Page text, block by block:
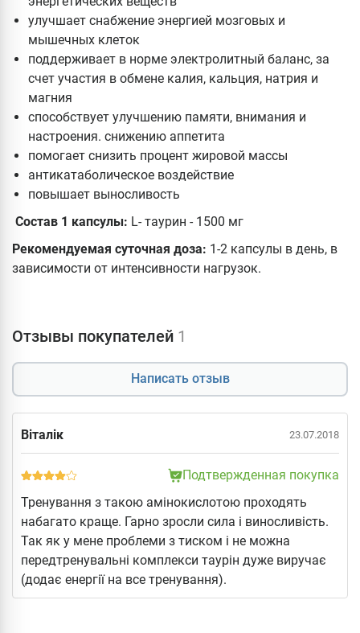
улучшает снабжение энергией мозговых и
мышечных клеток
поддерживает в норме электролитный баланс, за
счет участия в обмене калия, кальция, натрия и
магния
способствует улучшению памяти, внимания и
настроения. снижению аппетита
помогает снизить процент жировой массы
антикатаболическое воздействие
повышает выносливость
Состав 1 капсулы: L- таурин - 1500 мг
Рекомендуемая суточная доза: 1-2 капсулы в день, в
зависимости от интенсивности нагрузок.
Отзывы покупателей 1
Написать отзыв
Віталік 23.07.2018
Подтвержденная покупка
Тренування з такою амінокислотою проходять
набагато краще. Гарно зросли сила і виносливість.
Так як у мене проблеми з тиском і не можна
передтренувальні комплекси таурін дуже виручає
(додає енергії на все тренування).